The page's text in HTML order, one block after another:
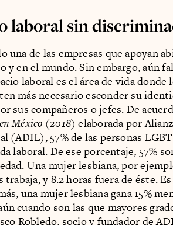
laboral sin
una de las empresas que apoyan
y en el mundo. Sin embargo, aún
laboral es el área de vida donde
más necesario esconder su
sus compañeros o jefes. De
México (2018) elaborada por
(ADIL), 57% de las personas
laboral. De ese porcentaje, 57%
Una mujer lesbiana, por
trabaja, y 8.2 horas fuera de éste.
una mujer lesbiana gana 15%
cuando son las que mayores
Robledo, socio y fundador de